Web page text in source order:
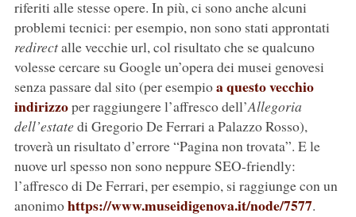
riferiti alle stesse opere. In più, ci sono anche alcuni
problemi tecnici: per esempio, non sono stati approntati
redirectalle vecchie url, col risultato che se qualcuno
volesse cercare su Google un’opera dei musei genovesi
senza passare dal sito (per esempioa questo vecchio
indirizzoper raggiungere l’affresco dell’Allegoria
dell’estatedi Gregorio De Ferrari a Palazzo Rosso),
troverà un risultato d’errore “Pagina non trovata”. E le
nuove url spesso non sono neppure SEO-friendly:
l’affresco di De Ferrari, per esempio, si raggiunge con un
anonimohttps://www.museidigenova.it/node/7577.